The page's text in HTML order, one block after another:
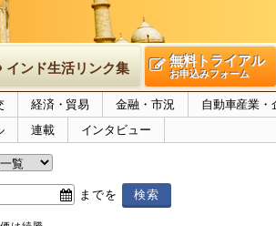
インド生活リンク集 無料トライアル
お申込みフォーム
経済・貿易 金融・市況
自動車産業・
連載 インタビュー
までを